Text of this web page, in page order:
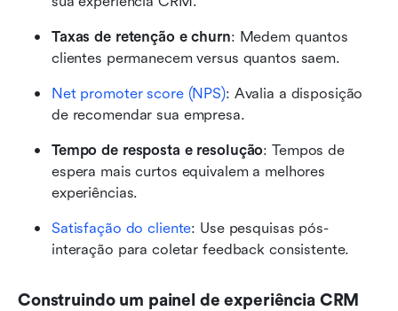
Taxas de retenção e churn: Medem quantos
clientes permanecem versus quantos saem.
Net promoter score (NPS): Avalia a disposição
de recomendar sua empresa.
Tempo de resposta e resolução: Tempos de
espera mais curtos equivalem a melhores
experiências.
Satisfação do cliente: Use pesquisas pós-
interação para coletar feedback consistente.
Construindo um painel de experiência CRM